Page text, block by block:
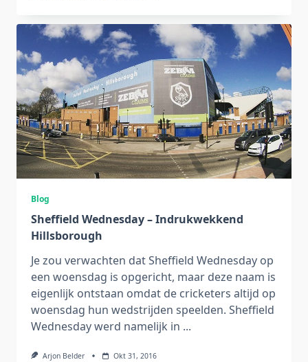
Blog
Sheffield Wednesday – Indrukwekkend
Hillsborough
Je zou verwachten dat Sheffield Wednesday op
een woensdag is opgericht, maar deze naam is
eigenlijk ontstaan omdat de cricketers altijd op
woensdag hun wedstrijden speelden. Sheffield
Wednesday werd namelijk in ...
Arjon Belder Okt 31, 2016